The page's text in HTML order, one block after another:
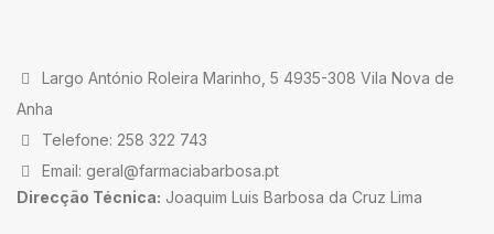
Largo António Roleira Marinho, 5 4935-308 Vila Nova de
Anha
Telefone: 258 322 743
Email: geral@farmaciabarbosa.pt
Direcção Técnica: Joaquim Luis Barbosa da Cruz Lima